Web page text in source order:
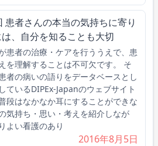
患者さんの本当の気持ちに寄り
、自分を知ることも大切
患者の治療・ケアを行ううえで、患
を理解することは不可欠です。 そ
者の病いの語りをデータベースとし
ているDIPEx-Japanのウェブサイト
段はなかなか耳にすることができな
気持ち・思い・考えを紹介しなが
よい看護のあり
2016年8月5日